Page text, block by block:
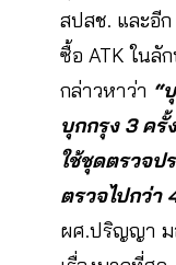
สปสช. และอีก
ซื้อ ATK ในลั
กล่าวหาว่า “
บุกกรุง 3 ครั้
ใช้ชุดตรวจ
ตรวจไปกว่า
ผศ.ปริญญา ม